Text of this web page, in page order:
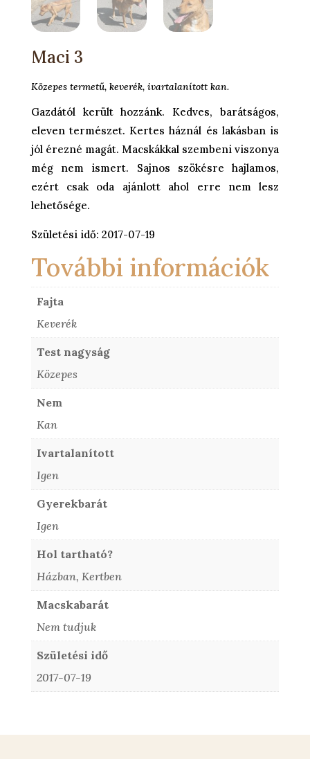
Maci 3
Közepes termetű, keverék, ivartalanított kan.
Gazdától került hozzánk. Kedves, barátságos,
eleven természet. Kertes háznál és lakásban is
jól érezné magát. Macskákkal szembeni viszonya
még nem ismert. Sajnos szökésre hajlamos,
ezért csak oda ajánlott ahol erre nem lesz
lehetősége.
Születési idő: 2017-07-19
További információk
Fajta
Keverék
Test nagyság
Közepes
Nem
Kan
Ivartalanított
Igen
Gyerekbarát
Igen
Hol tartható?
Házban, Kertben
Macskabarát
Nem tudjuk
Születési idő
2017-07-19